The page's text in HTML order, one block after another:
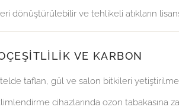
dönüştürülebilir ve tehlikeli atıkların
VE KARBON
taflan, gül ve salon bitkileri
cihazlarında ozon tabakasına